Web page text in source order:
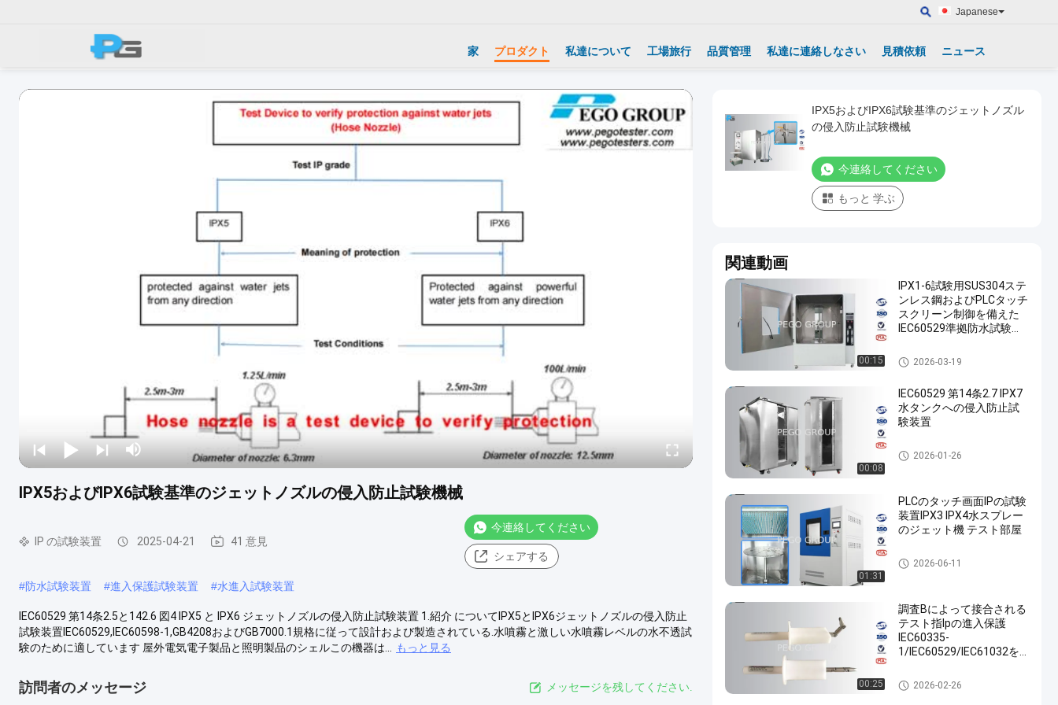
Japanese
家 プロダクト 私達について 工場旅行 品質管理 私達に連絡しなさい 見積依頼 ニュース
IPX5およびIPX6試験基準のジェットノズルの侵入防止試験機械
IP の試験装置 2025-04-21 41 意見
今連絡してください
シェアする
#防水試験装置 #進入保護試験装置 #水進入試験装置
IEC60529 第14条2.5と142.6 図4 IPX5 と IPX6 ジェットノズルの侵入防止試験装置 1.紹介 についてIPX5とIPX6ジェットノズルの侵入防止
試験装置IEC60529,IEC60598-1,GB4208およびGB7000.1規格に従って設計および製造されている.水噴霧と激しい水噴霧レベルの水不透試
験のために適しています 屋外電気電子製品と照明製品のシェルこの機器は...
もっと見る
訪問者のメッセージ メッセージを残してください.
IPX5およびIPX6試験基準のジェットノズル
の侵入防止試験機械
今連絡してください
もっと 学ぶ
関連動画
00:15
IPX1-6試験用SUS304ステ
ンレス鋼およびPLCタッチ
スクリーン制御を備えた
IEC60529準拠防水試験チ
環境の試験装置
2026-03-19
00:08
IEC60529 第14条2.7 IPX7
水タンクへの侵入防止試
験装置
IP の試験装置
2026-01-26
01:31
PLCのタッチ画面IPの試験
装置IPX3 IPX4水スプレー
のジェット機 テスト部屋
IP の試験装置
2026-06-11
00:25
調査Bによって接合される
テスト指Ipの進入保護
IEC60335-
1/IEC60529/IEC61032を
IP の試験装置
2026-02-26